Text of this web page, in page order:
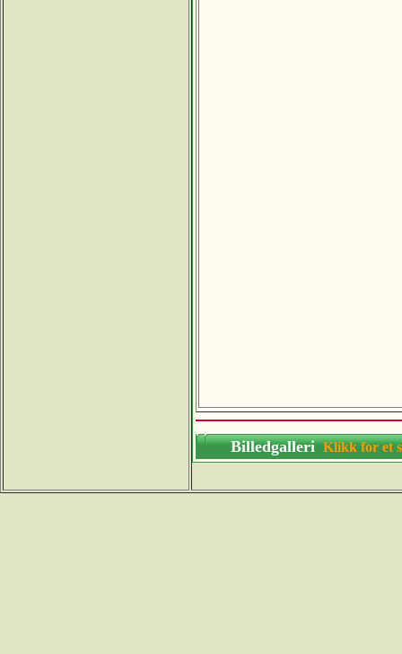
BilledgalleriKlikk for